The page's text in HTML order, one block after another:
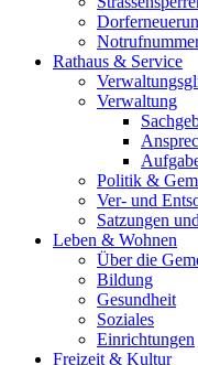
Rathaus & Service
Verwaltung
Politik &
Ver- und
Satzungen
Leben & Wohnen
Über die
Bildung
Gesundheit
Soziales
Einrichtungen
Freizeit & Kultur